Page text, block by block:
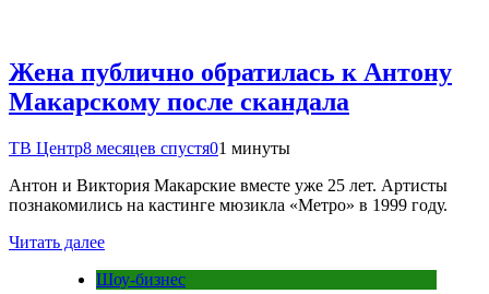
Жена публично обратилась к Антону
Макарскому после скандала
ТВ Центр8 месяцев спустя01 минуты
Антон и Виктория Макарские вместе уже 25 лет. Артисты
познакомились на кастинге мюзикла «Метро» в 1999 году.
Читать далее
Шоу-бизнес